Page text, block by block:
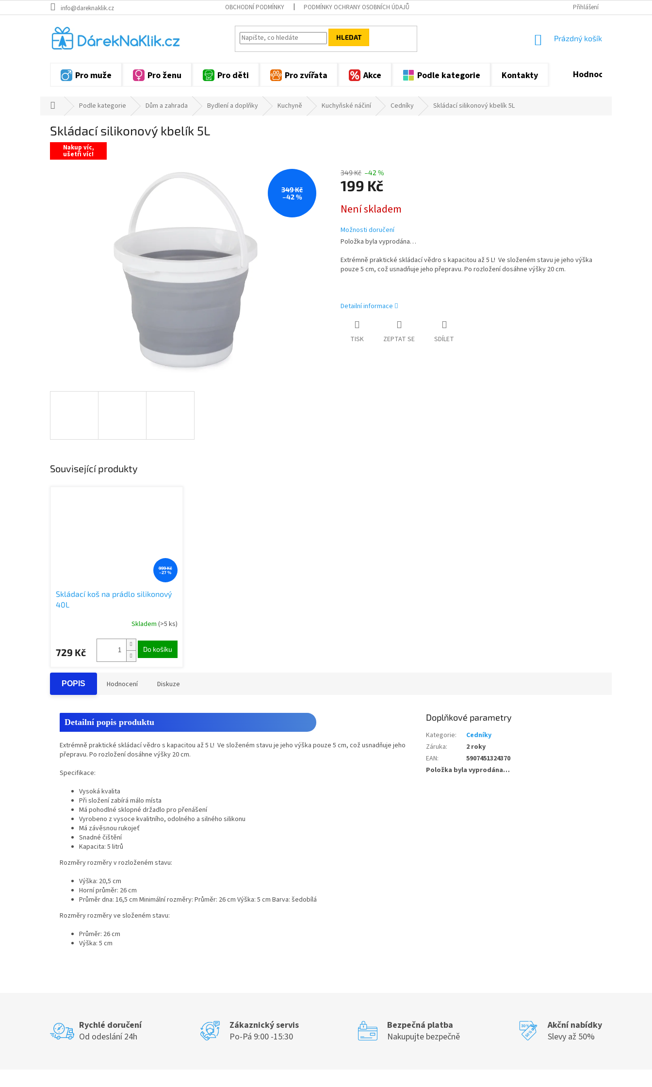
na
info@dareknaklik.cz OBCHODNÍ PODMÍNKY PODMÍNKY OCHRANY OSOBNÍCH ÚDAJŮ Přihlášení
HLEDAT
NÁKUPNÍ
Prázdný košík
Pro muže Pro ženu Pro děti Pro zvířata Akce Podle kategorie Kontakty Hodnocení obchodu
Domů Podle kategorie Dům a zahrada Bydlení a doplňky Kuchyně Kuchyňské náčiní Cedníky Skládací silikonový kbelík 5L
Skládací silikonový kbelík 5L
Nakup víc,
ušetři víc!
349 Kč
–42 %
349 Kč –42 %
199 Kč
cena:
Není skladem
Možnosti doručení
Položka byla vyprodána…
Extrémně praktické skládací vědro s kapacitou až 5 L! Ve složeném stavu je jeho výška
pouze 5 cm, což usnadňuje jeho přepravu. Po rozložení dosáhne výšky 20 cm.
Detailní informace
TISK ZEPTAT SE SDÍLET
Související produkty
999 Kč
–27 %
Skládací koš na prádlo silikonový
40L
Skladem (>5 ks)
729 Kč Do košíku
POPIS Hodnocení Diskuze
Detailní popis produktu
Extrémně praktické skládací vědro s kapacitou až 5 L! Ve složeném stavu je jeho výška pouze 5 cm, což usnadňuje jeho
přepravu. Po rozložení dosáhne výšky 20 cm.
Specifikace:
Vysoká kvalita
Při složení zabírá málo místa
Má pohodlné sklopné držadlo pro přenášení
Vyrobeno z vysoce kvalitního, odolného a silného silikonu
Má závěsnou rukojeť
Snadné čištění
Kapacita: 5 litrů
Rozměry rozměry v rozloženém stavu:
Výška: 20,5 cm
Horní průměr: 26 cm
Průměr dna: 16,5 cm Minimální rozměry: Průměr: 26 cm Výška: 5 cm Barva: šedobílá
Rozměry rozměry ve složeném stavu:
Průměr: 26 cm
Výška: 5 cm
Doplňkové parametry
Kategorie:
Cedníky
Záruka:
2 roky
EAN:
5907451324370
Položka byla vyprodána…
Rychlé doručení
Od odeslání 24h
Zákaznický servis
Po-Pá 9:00 -15:30
Bezpečná platba
Nakupujte bezpečně
Akční nabídky
Slevy až 50%